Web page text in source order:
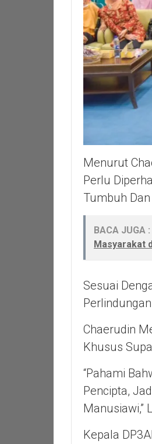
Menurut
Perlu
Tumbuh
BACA JUGA :
Masyarakat
Sesuai
Chaerudin
Khusus
“Pahami
Pencipta,
Manusiawi,”
Kepala